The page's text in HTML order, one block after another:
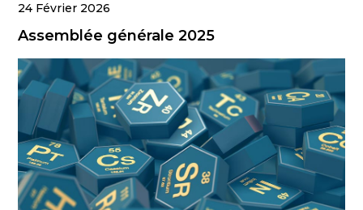
24 Février 2026
Assemblée générale 2025